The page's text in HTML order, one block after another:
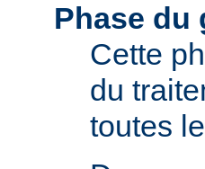
Phase du
Cette
du
toutes